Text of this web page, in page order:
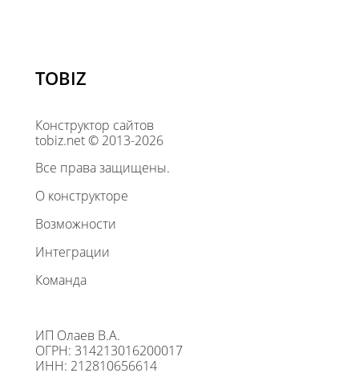
TOBIZ
Конструктор сайтов
tobiz.net © 2013-2026
Все права защищены.
О конструкторе
Возможности
Интеграции
Команда
ИП Олаев В.А.
ОГРН: 314213016200017
ИНН: 212810656614